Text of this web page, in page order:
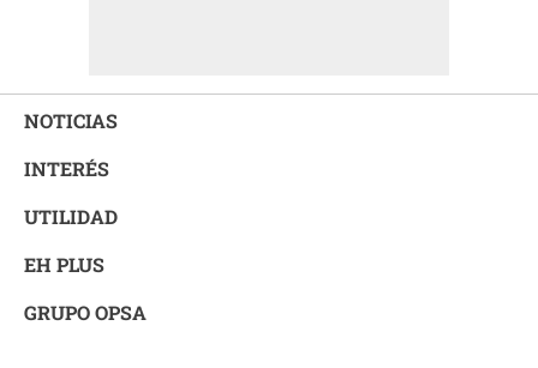
NOTICIAS
INTERÉS
UTILIDAD
EH PLUS
GRUPO OPSA